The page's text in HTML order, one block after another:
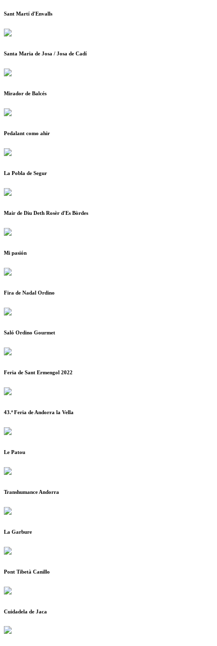
Sant Martí d'Envalls
Santa Maria de Josa / Josa de Cadí
Mirador de Balcés
Pedalant como ahir
La Pobla de Segur
Mair de Diu Deth Rosèr d'Es Bòrdes
Mi pasión
Fira de Nadal Ordino
Saló Ordino Gourmet
Feria de Sant Ermengol 2022
43.ª Feria de Andorra la Vella
Le Patou
Transhumance Andorra
La Garbure
Pont Tibetà Canillo
Cuidadela de Jaca